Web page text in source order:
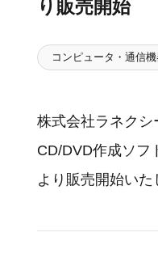
り販売開始
コンピュータ・通信機
株式会社ラネク
CD/DVD作成ソフ
より販売開始いた